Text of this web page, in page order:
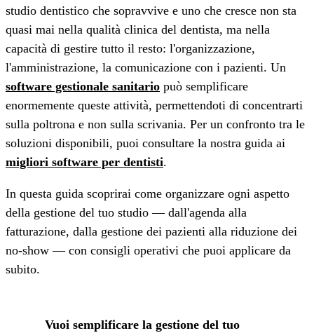
studio dentistico che sopravvive e uno che cresce non sta
quasi mai nella qualità clinica del dentista, ma nella
capacità di gestire tutto il resto: l'organizzazione,
l'amministrazione, la comunicazione con i pazienti. Un
software gestionale sanitario può semplificare
enormemente queste attività, permettendoti di concentrarti
sulla poltrona e non sulla scrivania. Per un confronto tra le
soluzioni disponibili, puoi consultare la nostra guida ai
migliori software per dentisti.
In questa guida scoprirai come organizzare ogni aspetto
della gestione del tuo studio — dall'agenda alla
fatturazione, dalla gestione dei pazienti alla riduzione dei
no-show — con consigli operativi che puoi applicare da
subito.
Vuoi semplificare la gestione del tuo